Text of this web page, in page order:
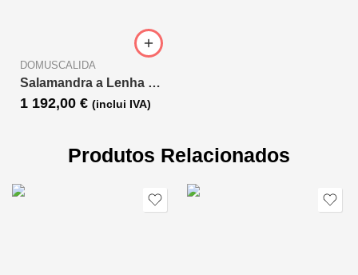
DOMUSCALIDA
Salamandra a Lenha THORMA WIESBADEN
1 192,00 € (inclui IVA)
Produtos Relacionados